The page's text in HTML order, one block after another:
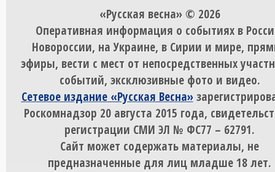
«Русская весна» © 2026
Оперативная информация о событиях в
Новороссии, на Украине, в Сирии и мире,
эфиры, вести с мест от непосредственных
событий, эксклюзивные фото и видео.
Сетевое издание «Русская Весна»
Роскомнадзор 20 августа 2015 года,
регистрации СМИ ЭЛ № ФС77 – 62791.
Сайт может содержать материалы, не
предназначенные для лиц младше 18 лет.